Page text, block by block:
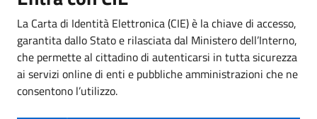
La Carta di Identità Elettronica (CIE) è la chiave di accesso,
garantita dallo Stato e rilasciata dal Ministero dell’Interno,
che permette al cittadino di autenticarsi in tutta sicurezza
ai servizi online di enti e pubbliche amministrazioni che ne
consentono l’utilizzo.